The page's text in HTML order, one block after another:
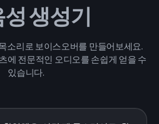
생성기
소리로 보이스오버를 만들어보세요.
에 전문적인 오디오를 손쉽게 얻을 수
있습니다.